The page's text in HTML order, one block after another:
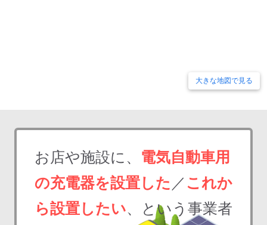
大きな地図で見る
お店や施設に、 電気自動車用
の充電器を設置した ／ これか
ら設置したい、という事業者